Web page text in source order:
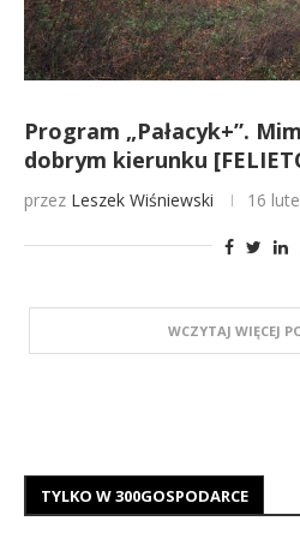
Program „Pałacyk+”.
dobrym kierunku
przez Leszek Wiśniewski 16
WCZYTAJ WIĘCEJ
TYLKO W 300GOSPODARCE